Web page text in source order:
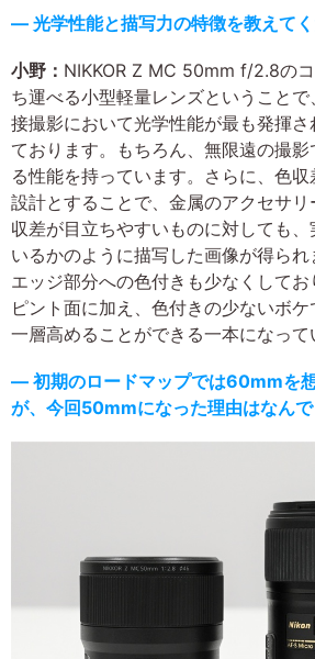
― 光学性能と描写力の特徴を教えて
小野： NIKKOR Z MC 50mm f/2.8の
ち運べる小型軽量レンズということ
接撮影において光学性能が最も発揮
ております。もちろん、無限遠の撮影
る性能を持っています。さらに、色
設計とすることで、金属のアクセサ
収差が目立ちやすいものに対しても
いるかのように描写した画像が得ら
エッジ部分への色付きも少なくして
ピント面に加え、色付きの少ないボ
一層高めることができる一本になって
― 初期のロードマップでは60mmを
が、今回50mmになった理由はなんで